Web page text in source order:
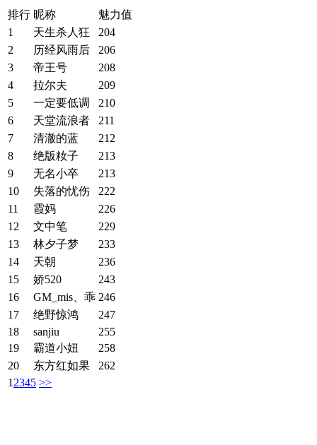
排行 昵称
魅力值
1
天生杀人狂
204
2
历经风雨后
206
3
帝王号
208
4
拉尔夫
209
5
一定要低调
210
6
天堂流浪者
211
7
清澈的蓝
212
8
绝版籹子
213
9
无名小卒
213
10
失落的忧伤
222
11
霞妈
226
12
文中笔
229
13
林夕子梦
233
14
天朝
236
15
娇520
243
16
GM_mis、乖 246
17
绝野惊鸿
247
18
sanjiu
255
19
霸道小妞
258
20
东方红如果
262
1 2345 >>